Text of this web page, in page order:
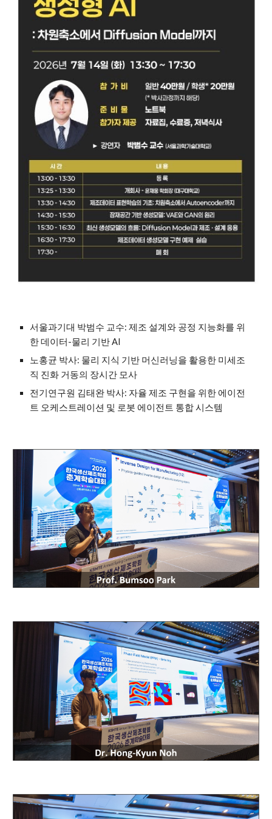
서울과기대 박범수 교수: 제조 설계와 공정 지능화를 위
한 데이터-물리 기반 AI
노홍균 박사: 물리 지식 기반 머신러닝을 활용한 미세조
직 진화 거동의 장시간 모사
전기연구원 김태완 박사: 자율 제조 구현을 위한 에이전
트 오케스트레이션 및 로봇 에이전트 통합 시스템